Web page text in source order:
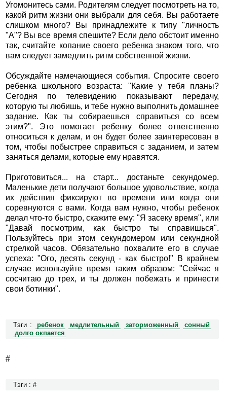
Угомонитесь сами. Родителям следует посмотреть на то,
какой ритм жизни они выбрали для себя. Вы работаете
слишком много? Вы принадлежите к типу "личность
"А"? Вы все время спешите? Если дело обстоит именно
так, считайте копание своего ребенка знаком того, что
вам следует замедлить ритм собственной жизни.
Обсуждайте намечающиеся события. Спросите своего
ребенка школьного возраста: "Какие у тебя планы?
Сегодня по телевидению показывают передачу,
которую ты любишь, и тебе нужно выполнить домашнее
задание. Как ты собираешься справиться со всем
этим?". Это помогает ребенку более ответственно
относиться к делам, и он будет более заинтересован в
том, чтобы побыстрее справиться с заданием, и затем
заняться делами, которые ему нравятся.
Приготовиться... на старт... достаньте секундомер.
Маленькие дети получают большое удовольствие, когда
их действия фиксируют во времени или когда они
соревнуются с вами. Когда вам нужно, чтобы ребенок
делал что-то быстро, скажите ему: "Я засеку время", или
"Давай посмотрим, как быстро ты справишься".
Пользуйтесь при этом секундомером или секундной
стрелкой часов. Обязательно похвалите его в случае
успеха: "Ого, десять секунд - как быстро!" В крайнем
случае используйте время таким образом: "Сейчас я
сосчитаю до трех, и ты должен побежать и принести
свои ботинки".
Тэги : ребенок медлительный заторможенный
сонный
долго окпается
#
Тэги : #